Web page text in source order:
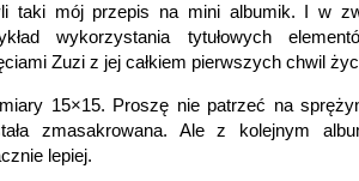
taki mój przepis na mini albumik. I w
wykorzystania tytułowych
Zuzi z jej całkiem pierwszych chwil
15×15. Proszę nie patrzeć na
zmasakrowana. Ale z kolejnym
lepiej.